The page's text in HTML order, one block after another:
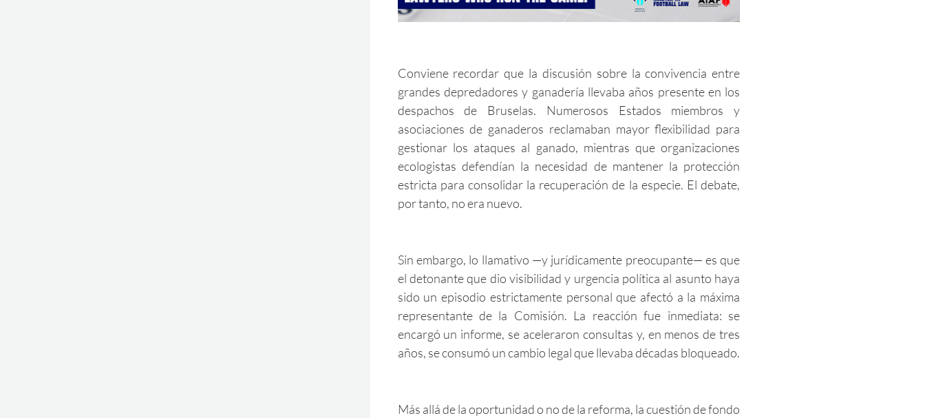
Conviene recordar que la discusión sobre la convivencia entre
grandes depredadores y ganadería llevaba años presente en los
despachos de Bruselas. Numerosos Estados miembros y
asociaciones de ganaderos reclamaban mayor flexibilidad para
gestionar los ataques al ganado, mientras que organizaciones
ecologistas defendían la necesidad de mantener la protección
estricta para consolidar la recuperación de la especie. El debate,
por tanto, no era nuevo.
Sin embargo, lo llamativo —y jurídicamente preocupante— es que
el detonante que dio visibilidad y urgencia política al asunto haya
sido un episodio estrictamente personal que afectó a la máxima
representante de la Comisión. La reacción fue inmediata: se
encargó un informe, se aceleraron consultas y, en menos de tres
años, se consumó un cambio legal que llevaba décadas bloqueado.
Más allá de la oportunidad o no de la reforma, la cuestión de fondo